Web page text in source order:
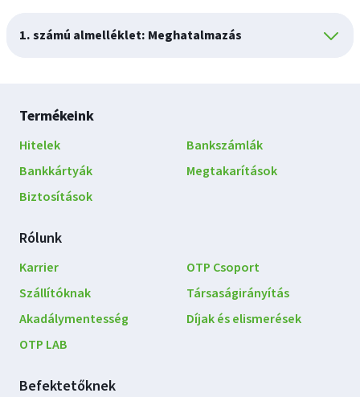
1. számú almelléklet: Meghatalmazás
Lábléc
navigáció
Termékeink
Hitelek
Bankszámlák
Bankkártyák
Megtakarítások
Biztosítások
Rólunk
Karrier
Szállítóknak
Akadálymentesség
OTP LAB
OTP Csoport
Társaságirányítás
Díjak és elismerések
Befektetőknek